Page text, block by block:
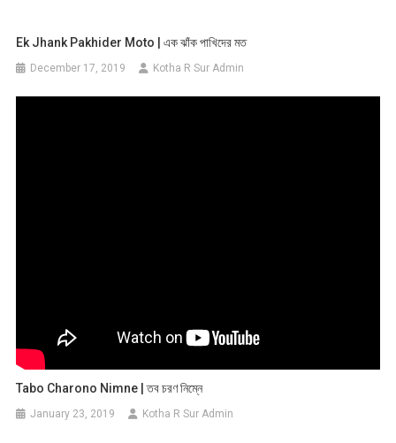
Ek Jhank Pakhider Moto | এক ঝাঁক পাখিদের মত
December 17, 2019 Kotha R Sur Admin
Tabo Charono Nimne | তব চরণ নিম্নে
January 23, 2019 Kotha R Sur Admin